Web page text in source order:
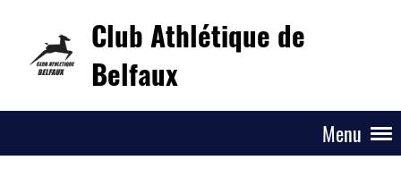
Club Athlétique de
Belfaux
Menu